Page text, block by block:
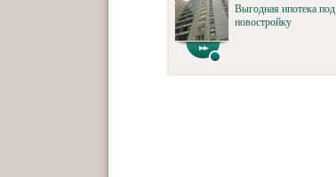
Выгодная ипотека под
новостройку